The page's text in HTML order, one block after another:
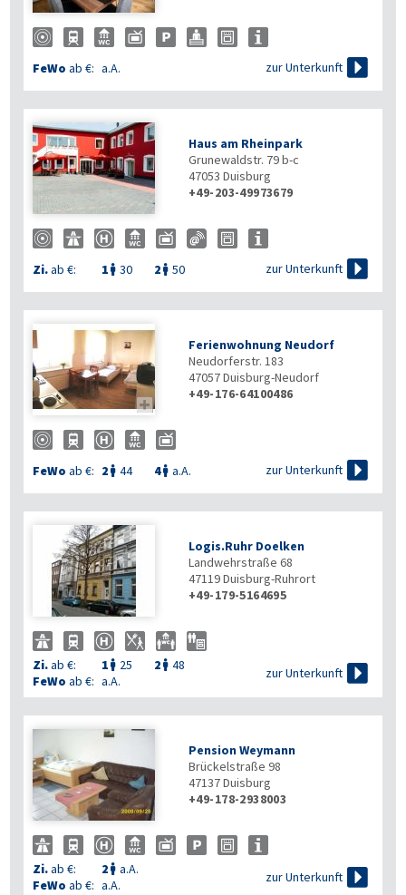
FeWo ab €: a.A. zur Unterkunft 
Haus am Rheinpark
Grunewaldstr. 79 b-c
47053 Duisburg
+49-203-49973679
Zi.ab €: 1  30 2  50 zur Unterkunft 

Ferienwohnung Neudorf
Neudorferstr. 183
47057Duisburg-Neudorf
+49-176-64100486
FeWo ab €: 2  44 4 a.A. zur Unterkunft 
Logis.Ruhr Doelken
Landwehrstraße 68
47119Duisburg-Ruhrort
+49-179-5164695
Zi.ab €: 1  25 2  48
FeWo ab €: a.A.
zur Unterkunft 
Pension Weymann
Brückelstraße 98
47137Duisburg
+49-178-2938003
Zi.ab €: 2  a.A.
FeWo ab €: a.A.
zur Unterkunft 